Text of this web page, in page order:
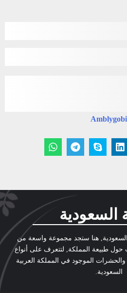
السعودية
هنا ستجد مجموعة واسعة من
حول طبيعة المملكة, لتتعرف على أنواع
والحشرات الموجود في المملكة العربية
السعودية.